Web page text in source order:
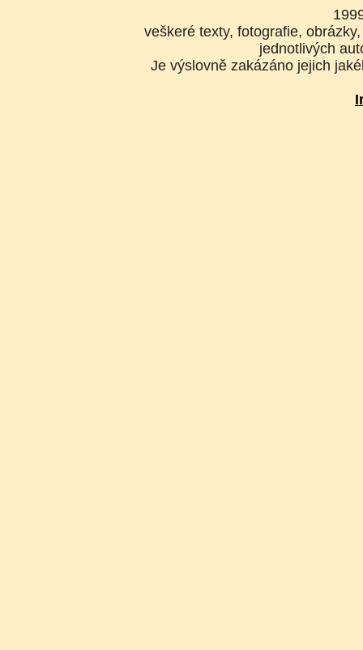
veškeré texty, fotografie,
jednotlivých
Je výslovně zakázáno jejich